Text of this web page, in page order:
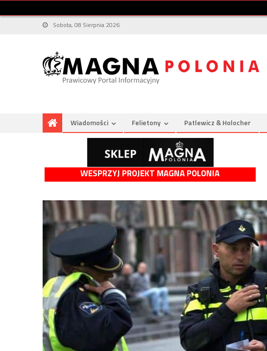
Sobota, 08 Sierpnia 2026
Wiadomości Felietony Patlewicz & Holocher
WESPRZYJ PROJEKT MAGNA POLONIA